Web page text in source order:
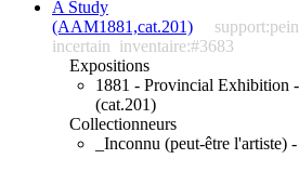
A Study
(AAM1881,cat.201)
incertain inventaire:#3683
Expositions
1881 - Provincial Exhibition
(cat.201)
Collectionneurs
_Inconnu (peut-être l'artiste)